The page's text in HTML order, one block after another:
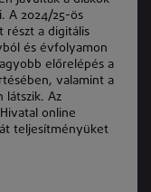
A 2024/25-ös
a digitális
és évfolyamon
előrelépés a
valamint a
látszik. Az
online
teljesítményüket